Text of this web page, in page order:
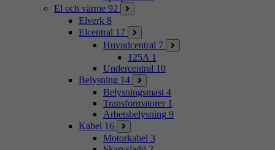
El och värme 92
Elverk 8
Elcentral 17
Huvudcentral 7
125A 1
Undercentral 10
Belysning 14
Belysningsmast 4
Transformatorer 1
Arbetsbelysning 9
Kabel 16
Motorkabel 3